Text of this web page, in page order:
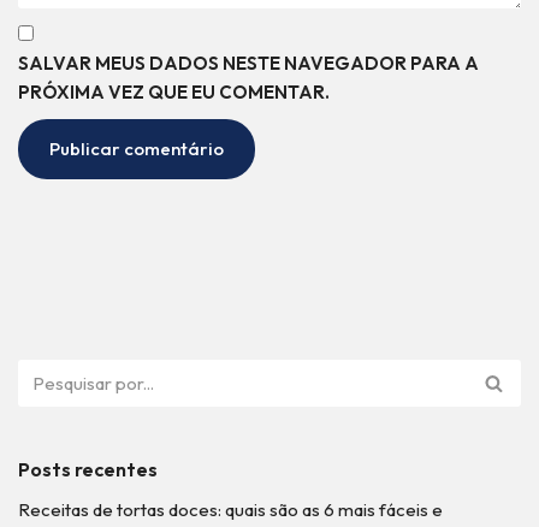
SALVAR MEUS DADOS NESTE NAVEGADOR PARA A
PRÓXIMA VEZ QUE EU COMENTAR.
Posts recentes
Receitas de tortas doces: quais são as 6 mais fáceis e